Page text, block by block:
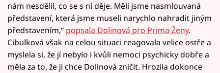
nám nesdělil, co se s ní děje. Měli jsme nasmlouvaná
představení, která jsme museli narychlo nahradit jiným
představením,“ popsala Dolinová pro Prima Ženy.
Cibulková však na celou situaci reagovala velice ostře a
myslela si, že jí nebylo i kvůli nemoci psychicky dobře a
měla za to, že ji chce Dolinová zničit. Hrozila dokonce